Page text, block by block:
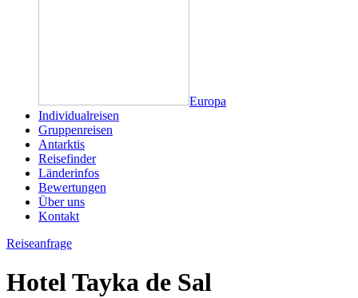
Europa
Individualreisen
Gruppenreisen
Antarktis
Reisefinder
Länderinfos
Bewertungen
Über uns
Kontakt
Reiseanfrage
Hotel Tayka de Sal